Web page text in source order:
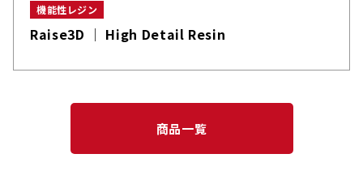
機能性レジン
Raise3D │ High Detail Resin
商品一覧